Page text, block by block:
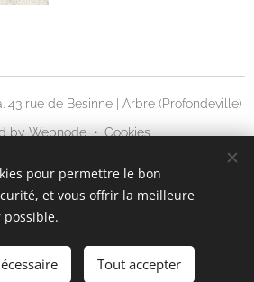
ADD TO CART
43 rue de Besinne | Arbre (Profondeville)
by Webnode Cookies
Languages
Français
pour permettre le bon
et vous offrir la meilleure
Tout accepter